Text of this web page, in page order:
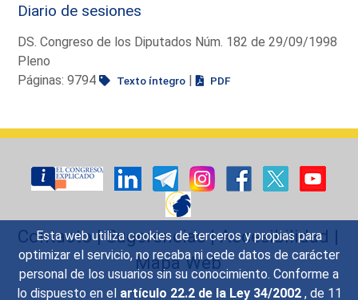
Esta web utiliza cookies de terceros y propias para
optimizar el servicio, no recaba ni cede datos de carácter
personal de los usuarios sin su conocimiento. Conforme a
lo dispuesto en el artículo 22.2 de la Ley 34/2002 , de 11
Diario de sesiones
DS. Congreso de los Diputados Núm. 182 de 29/09/1998
Pleno
Páginas: 9794
Texto íntegro | PDF
Contacto|Sugerencias|Accesibilidad |
Mapa Web